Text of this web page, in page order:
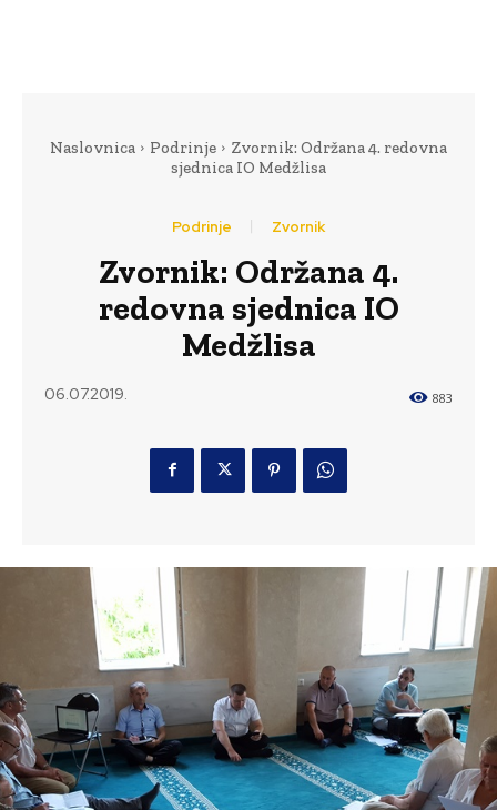
Naslovnica Podrinje
Zvornik: Održana 4. redovna
sjednica IO Medžlisa
Podrinje Zvornik
Zvornik: Održana 4.
redovna sjednica IO
Medžlisa
06.07.2019. 883